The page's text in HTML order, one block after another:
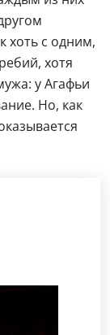
хоть с одним,
хотя
у Агафьи
Но, как